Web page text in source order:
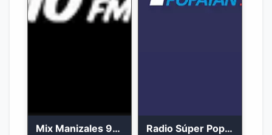
Mix Manizales 95.1 FM en Vivo Radio Súper Popayán en vivo 2023